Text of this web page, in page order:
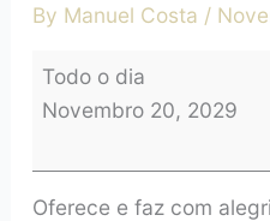
By Manuel Costa /
Todo o dia
Novembro 20, 2029
Oferece e faz com